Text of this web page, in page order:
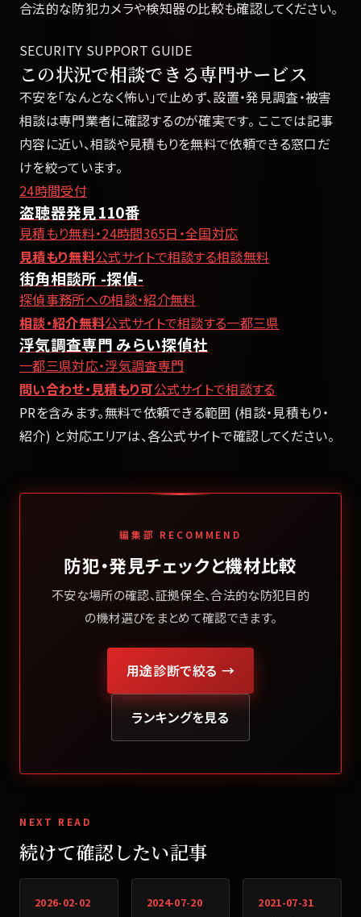
合法的な防犯カメラや検知器の比較も確認してください。
SECURITY SUPPORT GUIDE
この状況で相談できる専門サービス
不安を「なんとなく怖い」で止めず、設置・発見調査・被害
相談は専門業者に確認するのが確実です。 ここでは記事
内容に近い、相談や見積もりを無料で依頼できる窓口だ
けを絞っています。
24時間受付
盗聴器発見110番
見積もり無料・24時間365日・全国対応
見積もり無料公式サイトで相談する相談無料
街角相談所 -探偵-
探偵事務所への相談・紹介無料
相談・紹介無料公式サイトで相談する一都三県
浮気調査専門 みらい探偵社
一都三県対応・浮気調査専門
問い合わせ・見積もり可公式サイトで相談する
PRを含みます。無料で依頼できる範囲 (相談・見積もり・
紹介) と対応エリアは、各公式サイトで確認してください。
編集部 RECOMMEND
防犯・発見チェックと機材比較
不安な場所の確認、証拠保全、合法的な防犯目的
の機材選びをまとめて確認できます。
用途診断で絞る →
ランキングを見る
NEXT READ
続けて確認したい記事
2026-02-02 2024-07-20 2021-07-31